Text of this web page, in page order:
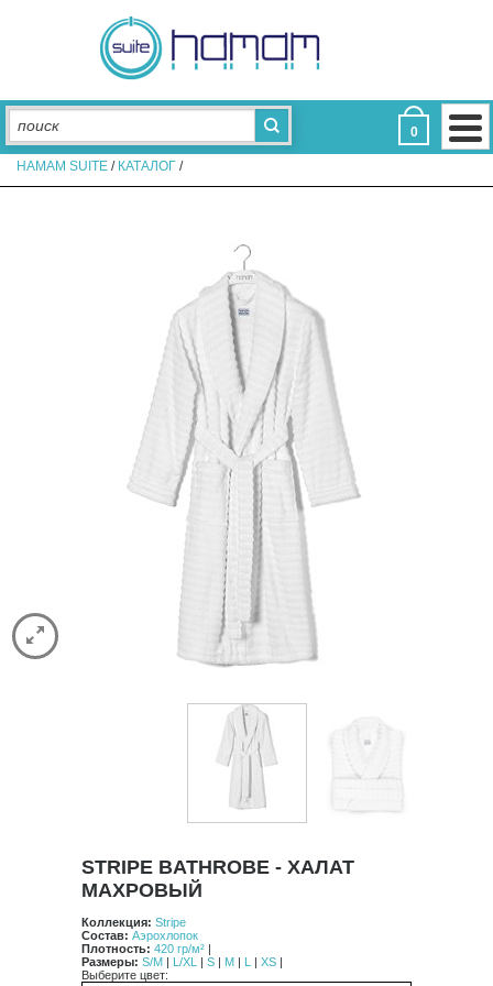
Полотенца для отелей
Коврики для отелей
Тапочки для отелей
Аксессуары
Постельное белье
Простыни
Пододеяльники
Наматрасники
Одеяла
КОЛЛЕКЦИИ
Aerosoft
Assos
Eke Hotel
De Luxe
Glam
Light
Limited Edition
Spa
Stripe
Vintage
Classic
Luxury
Contrast
Comforters
Satin Stitch
Pure
CASUAL AVENUE
ДОСТАВКА
КОНТАКТЫ
0
HAMAM SUITE / КАТАЛОГ /
STRIPE BATHROBE - ХАЛАТ
МАХРОВЫЙ
Коллекция: Stripe
Состав: Аэрохлопок
Плотность: 420 гр/м² |
Размеры: S/M | L/XL | S | M | L | XS |
Выберите цвет: